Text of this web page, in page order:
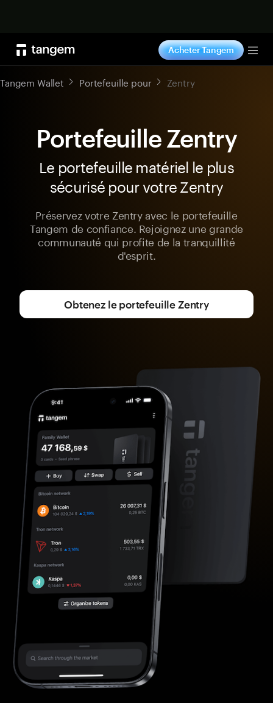
Acheter Tangem
Tangem Wallet Portefeuille pour Zentry
Portefeuille Zentry
Le portefeuille matériel le plus
sécurisé pour votre Zentry
Préservez votre Zentry avec le portefeuille
Tangem de confiance. Rejoignez une grande
communauté qui profite de la tranquillité
d'esprit.
Obtenez le portefeuille Zentry